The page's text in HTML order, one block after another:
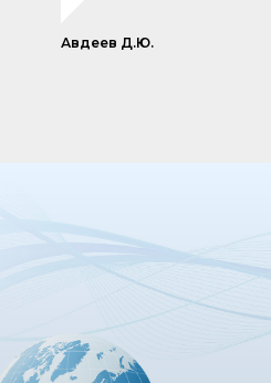
Авдеев Д.Ю.